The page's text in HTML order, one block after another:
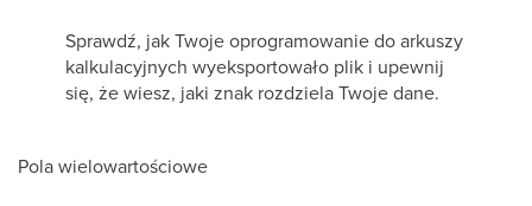
Sprawdź, jak Twoje oprogramowanie do arkuszy
kalkulacyjnych wyeksportowało plik i upewnij
się, że wiesz, jaki znak rozdziela Twoje dane.
Pola wielowartościowe